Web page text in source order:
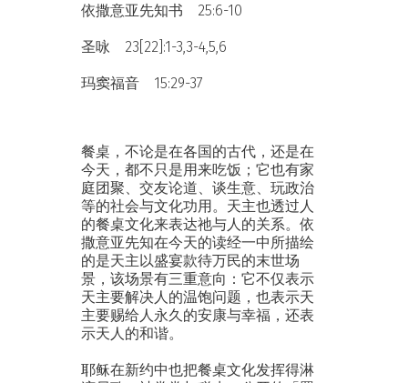
依撒意亚先知书 25:6-10
圣咏 23[22]:1-3,3-4,5,6
玛窦福音 15:29-37
餐桌，不论是在各国的古代，还是在
今天，都不只是用来吃饭；它也有家
庭团聚、交友论道、谈生意、玩政治
等的社会与文化功用。天主也透过人
的餐桌文化来表达祂与人的关系。依
撒意亚先知在今天的读经一中所描绘
的是天主以盛宴款待万民的末世场
景，该场景有三重意向：它不仅表示
天主要解决人的温饱问题，也表示天
主要赐给人永久的安康与幸福，还表
示天人的和谐。
耶稣在新约中也把餐桌文化发挥得淋